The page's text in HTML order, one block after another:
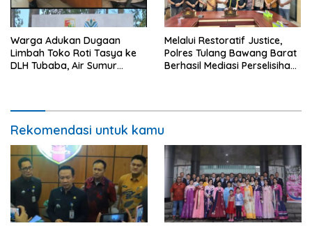
Warga Adukan Dugaan
Limbah Toko Roti Tasya ke
DLH Tubaba, Air Sumur
Melalui Restoratif Justice,
Polres Tulang Bawang Barat
Berhasil Mediasi Perselisihan
Rekomendasi untuk kamu